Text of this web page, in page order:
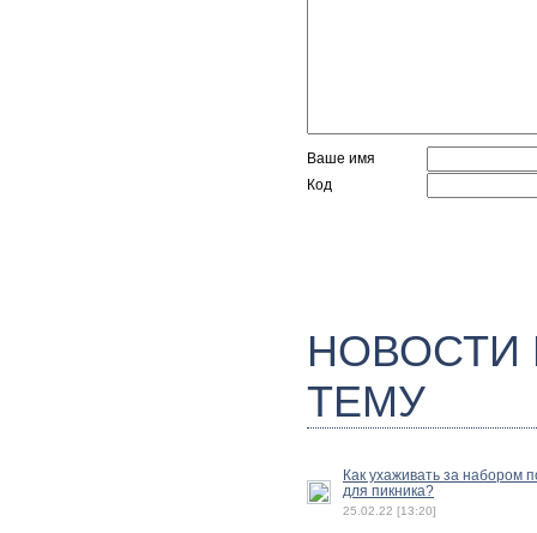
Ваше имя
Код
ТЕМУ
Как ухаживать за набором
для пикника?
25.02.22 [13:20]